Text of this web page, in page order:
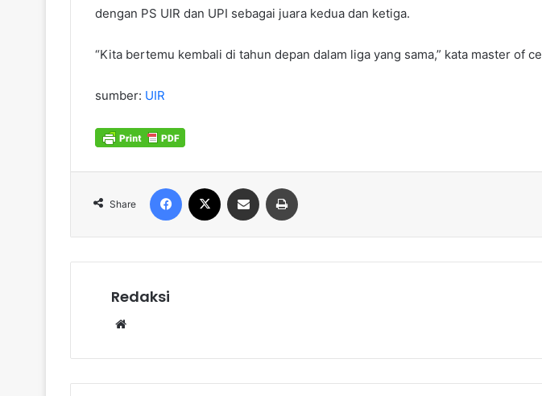
dengan PS UIR dan UPI sebagai juara kedua dan ketiga.
“Kita bertemu kembali di tahun depan dalam liga yang sama,” kata master of
sumber: UIR
Share
Facebook Share via Email
Redaksi